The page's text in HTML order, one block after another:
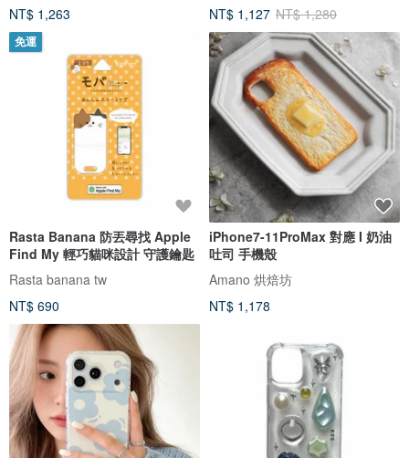
NT$ 1,263
NT$ 1,127 NT$ 1,280
免運
Rasta Banana 防丟尋找 Apple
Find My 輕巧貓咪設計 守護鑰匙
Rasta banana tw
NT$ 690
iPhone7-11ProMax 對應 I 奶油
吐司 手機殼
Amano 烘焙坊
NT$ 1,178